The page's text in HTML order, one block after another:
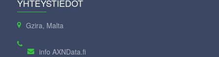
YHTEYSTIEDOT
Gzira, Malta
info AXNData.fi